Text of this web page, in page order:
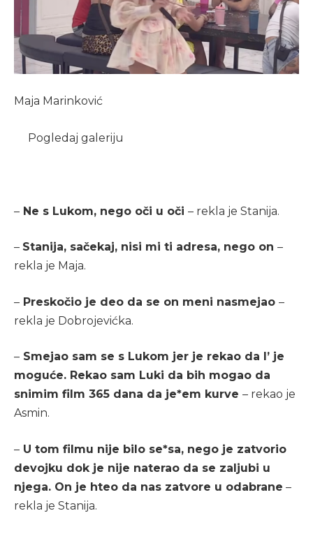
Maja Marinković
Pogledaj galeriju
– Ne s Lukom, nego oči u oči – rekla je Stanija.
– Stanija, sačekaj, nisi mi ti adresa, nego on –
rekla je Maja.
– Preskočio je deo da se on meni nasmejao –
rekla je Dobrojevićka.
– Smejao sam se s Lukom jer je rekao da l’ je
moguće. Rekao sam Luki da bih mogao da
snimim film 365 dana da je*em kurve – rekao je
Asmin.
– U tom filmu nije bilo se*sa, nego je zatvorio
devojku dok je nije naterao da se zaljubi u
njega. On je hteo da nas zatvore u odabrane –
rekla je Stanija.